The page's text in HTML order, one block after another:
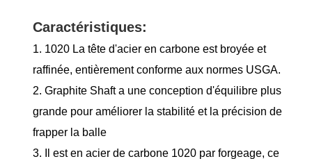
Caractéristiques:
1. 1020 La tête d'acier en carbone est broyée et
raffinée, entièrement conforme aux normes USGA.
2. Graphite Shaft a une conception d'équilibre plus
grande pour améliorer la stabilité et la précision de
frapper la balle
3. Il est en acier de carbone 1020 par forgeage, ce